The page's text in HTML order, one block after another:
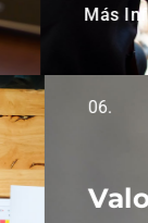
Más
06.